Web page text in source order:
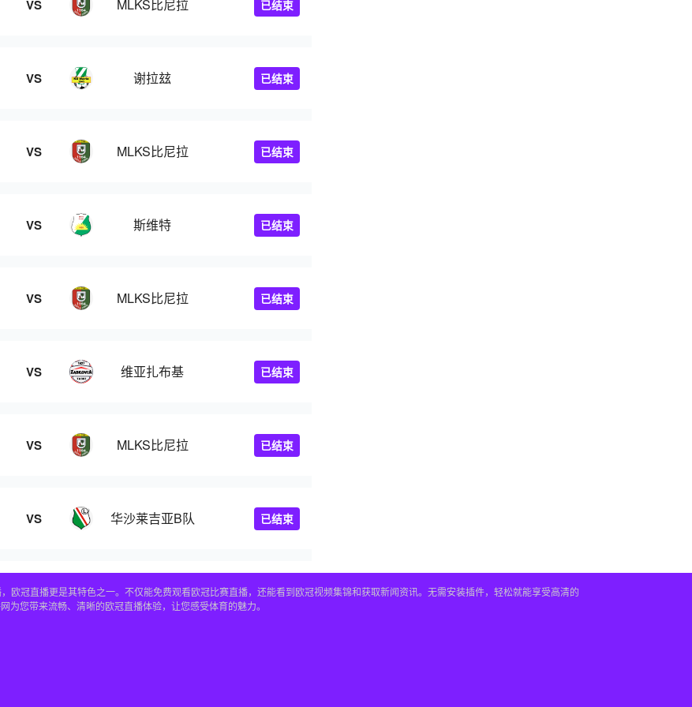
VS MLKS比尼拉 已结束
VS 谢拉玆 已结束
VS MLKS比尼拉 已结束
VS 斯维特 已结束
VS MLKS比尼拉 已结束
VS 维亚扎布基 已结束
VS MLKS比尼拉 已结束
VS 华沙莱吉亚B队 已结束
欧冠直播更是其特色之一。不仅能免费观看欧冠比赛直播，还能看到欧冠视频集锦和获取新闻资讯。无需安装插件，轻松就能享受高清的
您带来流畅、清晰的欧冠直播体验，让您感受体育的魅力。